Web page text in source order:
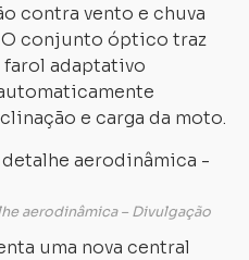
contra vento e chuva
O conjunto óptico traz
adaptativo
e carga da moto.
aerodinâmica – Divulgação
uma nova central